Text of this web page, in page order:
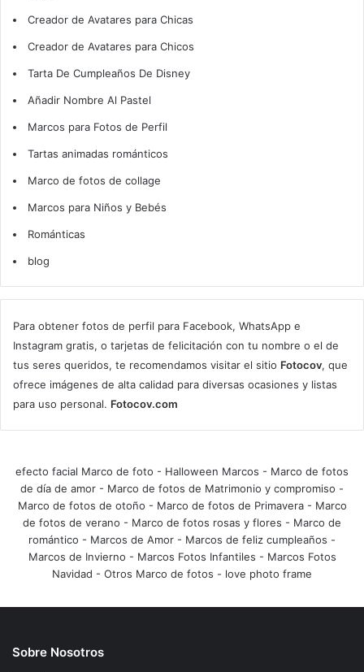
Creador de Avatares para Chicas
Creador de Avatares para Chicos
Tarta De Cumpleaños De Disney
Añadir Nombre Al Pastel
Marcos para Fotos de Perfil
Tartas animadas románticos
Marco de fotos de collage
Marcos para Niños y Bebés
Románticas
blog
Para obtener fotos de perfil para Facebook, WhatsApp e
Instagram gratis, o tarjetas de felicitación con tu nombre o el de
tus seres queridos, te recomendamos visitar el sitio Fotocov, que
ofrece imágenes de alta calidad para diversas ocasiones y listas
para uso personal. Fotocov.com
efecto facial Marco de foto - Halloween Marcos - Marco de fotos
de día de amor - Marco de fotos de Matrimonio y compromiso -
Marco de fotos de otoño - Marco de fotos de Primavera- Marco
de fotos de verano - Marco de fotos rosas y flores - Marco de
romántico - Marcos de Amor - Marcos de feliz cumpleaños -
Marcos de Invierno - Marcos Fotos Infantiles - Marcos Fotos
Navidad - Otros Marco de fotos - love photo frame
Sobre Nosotros